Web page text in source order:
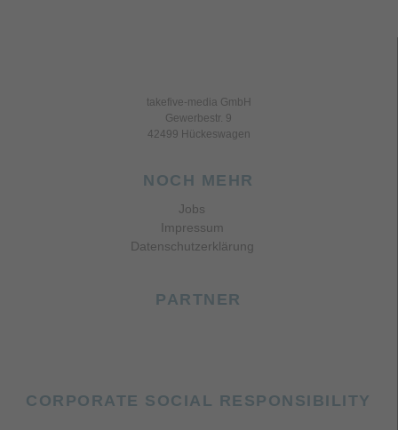
takefive-media GmbH
Gewerbestr. 9
42499 Hückeswagen
NOCH MEHR
Jobs
Impressum
Datenschutzerklärung
PARTNER
CORPORATE SOCIAL RESPONSIBILITY